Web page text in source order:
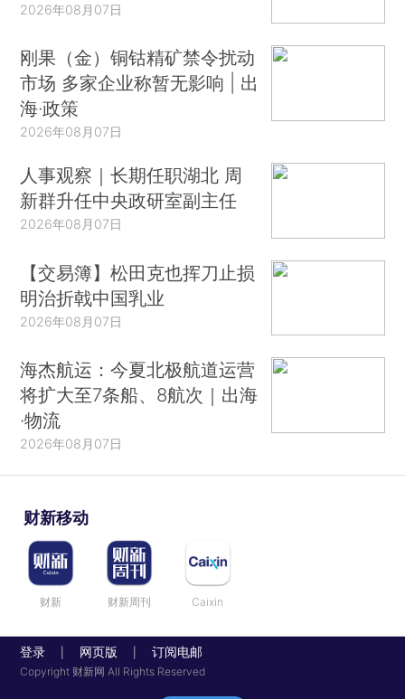
2026年08月07日
刚果（金）铜钴精矿禁令扰动
市场 多家企业称暂无影响 | 出
海·政策
2026年08月07日
人事观察｜长期任职湖北 周
新群升任中央政研室副主任
2026年08月07日
【交易簿】松田克也挥刀止损
明治折戟中国乳业
2026年08月07日
海杰航运：今夏北极航道运营
将扩大至7条船、8航次｜出海
·物流
2026年08月07日
财新移动
财新 财新周刊 Caixin
登录 网页版 订阅电邮
Copyright 财新网 All Rights Reserved